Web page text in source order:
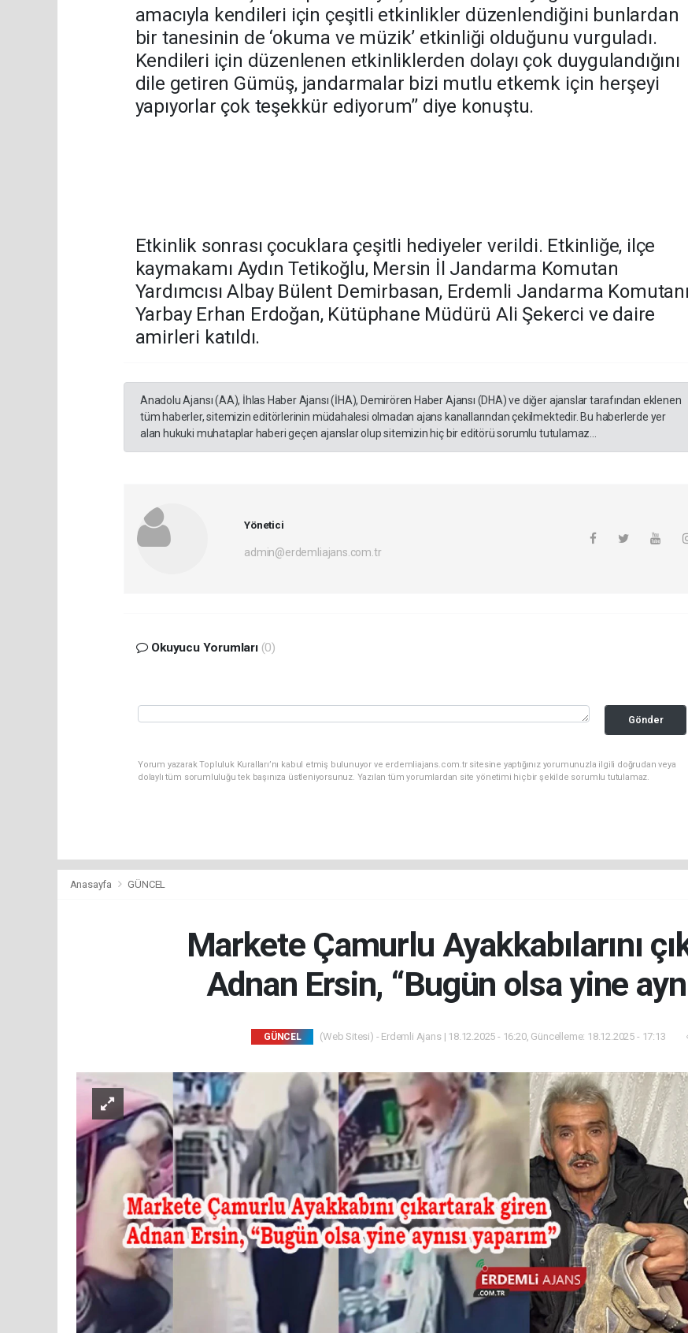
amacıyla kendileri için çeşitli etkinlikler düzenlendiğini bunlardan
bir tanesinin de ‘okuma ve müzik’ etkinliği olduğunu vurguladı.
Kendileri için düzenlenen etkinliklerden dolayı çok duygulandığını
dile getiren Gümüş, jandarmalar bizi mutlu etkemk için herşeyi
yapıyorlar çok teşekkür ediyorum’’ diye konuştu.
Etkinlik sonrası çocuklara çeşitli hediyeler verildi. Etkinliğe, ilçe
kaymakamı Aydın Tetikoğlu, Mersin İl Jandarma Komutan
Yardımcısı Albay Bülent Demirbasan, Erdemli Jandarma Komutanı
Yarbay Erhan Erdoğan, Kütüphane Müdürü Ali Şekerci ve daire
amirleri katıldı.
Anadolu Ajansı (AA), İhlas Haber Ajansı (İHA), Demirören Haber Ajansı (DHA) ve diğer ajanslar tarafından eklenen
tüm haberler, sitemizin editörlerinin müdahalesi olmadan ajans kanallarından çekilmektedir. Bu haberlerde yer
alan hukuki muhataplar haberi geçen ajanslar olup sitemizin hiç bir editörü sorumlu tutulamaz...
Yönetici
admin@erdemliajans.com.tr
Okuyucu Yorumları (0)
Gönder
Yorum yazarak Topluluk Kuralları’nı kabul etmiş bulunuyor ve erdemliajans.com.tr sitesine yaptığınız yorumunuzla ilgili doğrudan veya
dolaylı tüm sorumluluğu tek başınıza üstleniyorsunuz. Yazılan tüm yorumlardan site yönetimi hiçbir şekilde sorumlu tutulamaz.
Anasayfa GÜNCEL
Markete Çamurlu Ayakkabılarını
Adnan Ersin, “Bugün olsa yine
GÜNCEL (Web Sitesi) - Erdemli Ajans | 18.12.2025 - 16:20, Güncelleme: 18.12.2025 - 17:13